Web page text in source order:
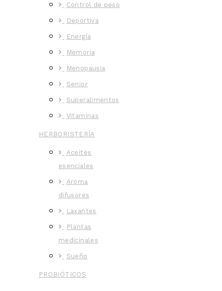
Control de peso
Deportiva
Energía
Memoria
Menopausia
Senior
Superalimentos
Vitaminas
HERBORISTERÍA
Aceites
esenciales
Aroma
difusores
Laxantes
Plantas
medicinales
Sueño
PROBIÓTICOS